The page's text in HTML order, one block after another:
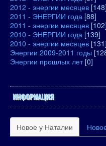
2012 - энергии месяцев [148]
2011 - ЭНЕРГИИ года [88]
2011 - энергии месяцев [102]
2010 - ЭНЕРГИИ года [139]
2010 - энергии месяцев [131]
Энергии 2009-2011 годы
Энергии прошлых лет [0]
ИНФОРМАЦИЯ
Новое у Наталии